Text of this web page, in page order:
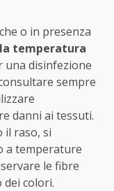
o in presenza
temperatura
una disinfezione
sempre
danni ai tessuti.
il raso, si
a temperature
le fibre
colori.